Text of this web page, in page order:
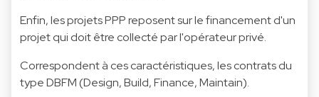
Enfin, les projets PPP reposent sur le financement d'un
projet qui doit être collecté par l'opérateur privé.
Correspondent à ces caractéristiques, les contrats du
type DBFM (Design, Build, Finance, Maintain).